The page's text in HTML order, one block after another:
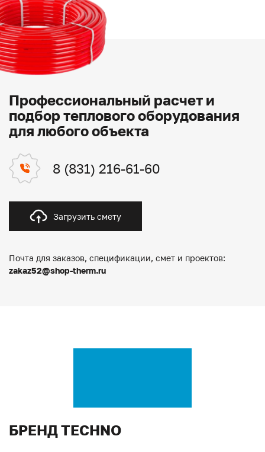
Профессиональный расчет и
подбор теплового оборудования
для любого объекта
8 (831) 216-61-60
Загрузить смету
Почта для заказов, спецификации, смет и проектов:
zakaz52@shop-therm.ru
БРЕНД TECHNO